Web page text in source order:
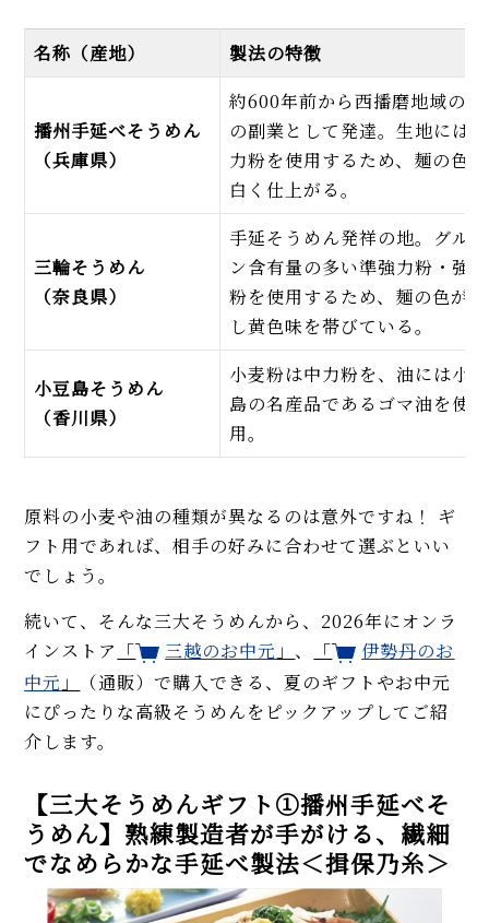
名称（産地） 製法の特徴
播州手延べそうめん
（兵庫県）
約600年前から西播磨地域の
の副業として発達。生地には薄
力粉を使用するため、麺の色が
白く仕上がる。
三輪そうめん
（奈良県）
手延そうめん発祥の地。グルテ
ン含有量の多い準強力粉・強力
粉を使用するため、麺の色が少
し黄色味を帯びている。
小豆島そうめん
（香川県）
小麦粉は中力粉を、油には小豆
島の名産品であるゴマ油を使
用。
原料の小麦や油の種類が異なるのは意外ですね！ ギ
フト用であれば、相手の好みに合わせて選ぶといい
でしょう。
続いて、そんな三大そうめんから、2026年にオンラ
インストア 「 三越のお中元 」、 「
伊勢丹のお
中元 」
（通販）で購入できる、夏のギフトやお中元
にぴったりな高級そうめんをピックアップしてご紹
介します。
【三大そうめんギフト①播州手延べそ
うめん】熟練製造者が手がける、繊細
でなめらかな手延べ製法＜揖保乃糸＞